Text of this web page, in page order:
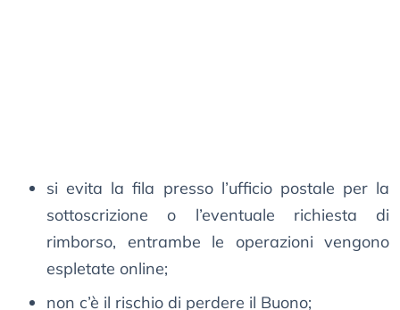
si evita la fila presso l’ufficio postale per la
sottoscrizione o l’eventuale richiesta di
rimborso, entrambe le operazioni vengono
espletate online;
non c’è il rischio di perdere il Buono;